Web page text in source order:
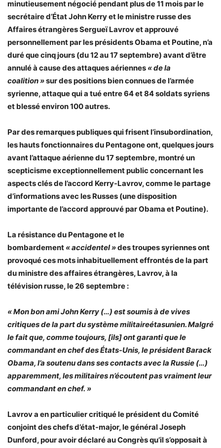
minutieusement négocié pendant plus de 11 mois par le
secrétaire d’État John Kerry et le ministre russe des
Affaires étrangères Sergueï Lavrov et approuvé
personnellement par les présidents Obama et Poutine, n’a
duré que cinq jours (du 12 au 17 septembre) avant d’être
annulé à cause des attaques aériennes «de la
coalition »sur des positions bien connues de l’armée
syrienne, attaque qui a tué entre 64 et 84 soldats syriens
et blessé environ 100 autres.
Par des remarques publiques qui frisent l’insubordination,
les hauts fonctionnaires du Pentagone ont, quelques jours
avant l’attaque aérienne du 17 septembre, montré un
scepticisme exceptionnellement public concernant les
aspects clés de l’accord Kerry-Lavrov, comme le partage
d’informations avec les Russes (une disposition
importante de l’accord approuvé par Obama et Poutine).
La résistance du Pentagone et le
bombardement « accidentel »des troupes syriennes ont
provoqué ces mots inhabituellement effrontés de la part
du ministre des affaires étrangères, Lavrov, à la
télévision russe, le 26 septembre :
« Mon bon ami John Kerry (…) est soumis à de vives
critiques de la part du système militaireétasunien. Malgré
le fait que, comme toujours, [ils] ont garanti que le
commandant en chef des États-Unis, le président Barack
Obama, l’a soutenu dans ses contacts avec la Russie (…)
apparemment, les militaires n’écoutent pas vraiment leur
commandant en chef. »
Lavrov a en particulier critiqué le président du Comité
conjoint des chefs d’état-major, le général Joseph
Dunford, pour avoir déclaré au Congrès qu’il s’opposait à